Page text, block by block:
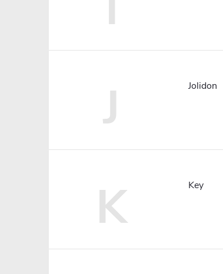
J Jolidon
K Key